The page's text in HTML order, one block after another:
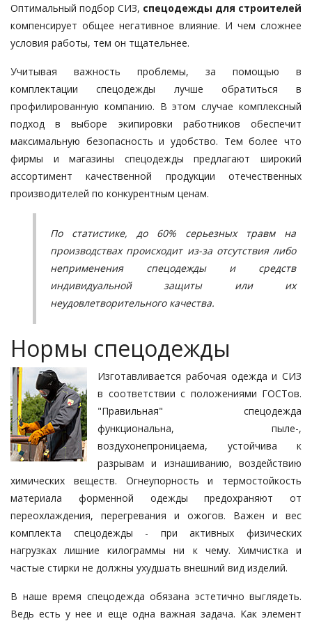
Оптимальный подбор СИЗ, спецодежды для строителей
компенсирует общее негативное влияние. И чем сложнее
условия работы, тем он тщательнее.
Учитывая важность проблемы, за помощью в
комплектации спецодежды лучше обратиться в
профилированную компанию. В этом случае комплексный
подход в выборе экипировки работников обеспечит
максимальную безопасность и удобство. Тем более что
фирмы и магазины спецодежды предлагают широкий
ассортимент качественной продукции отечественных
производителей по конкурентным ценам.
По статистике, до 60% серьезных травм на
производствах происходит из-за отсутствия либо
неприменения спецодежды и средств
индивидуальной защиты или их
неудовлетворительного качества.
Нормы спецодежды
Изготавливается рабочая одежда и СИЗ
в соответствии с положениями ГОСТов.
"Правильная" спецодежда
функциональна, пыле-,
воздухонепроницаема, устойчива к
разрывам и изнашиванию, воздействию
химических веществ. Огнеупорность и термостойкость
материала форменной одежды предохраняют от
переохлаждения, перегревания и ожогов. Важен и вес
комплекта спецодежды - при активных физических
нагрузках лишние килограммы ни к чему. Химчистка и
частые стирки не должны ухудшать внешний вид изделий.
В наше время спецодежда обязана эстетично выглядеть.
Ведь есть у нее и еще одна важная задача. Как элемент